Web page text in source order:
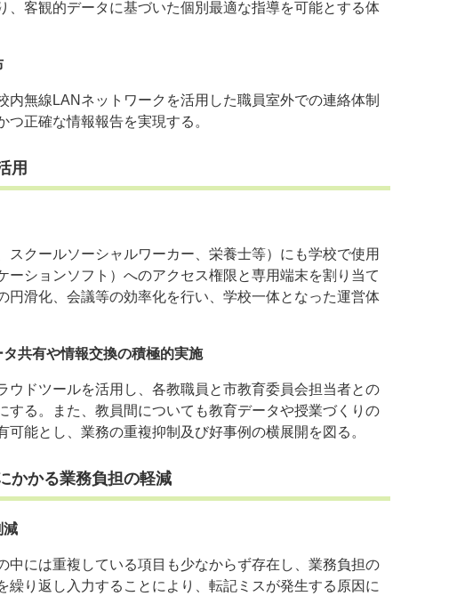
、客観的データに基づいた個別最適な指導を可能とする体
無線LANネットワークを活用した職員室外での連絡体制
正確な情報報告を実現する。​
用
クールソーシャルワーカー、栄養士等）にも学校で使用
ーションソフト）へのアクセス権限と専用端末を割り当て
円滑化、会議等の効率化を行い、学校一体となった運営体
共有や情報交換の積極的実施
ドツールを活用し、各教職員と市教育委員会担当者との
する。また、教員間についても教育データや授業づくりの
能とし、業務の重複抑制及び好事例の横展開を図る。
かかる業務負担の軽減
減
には重複している項目も少なからず存在し、業務負担の
繰り返し入力することにより、転記ミスが発生する原因に